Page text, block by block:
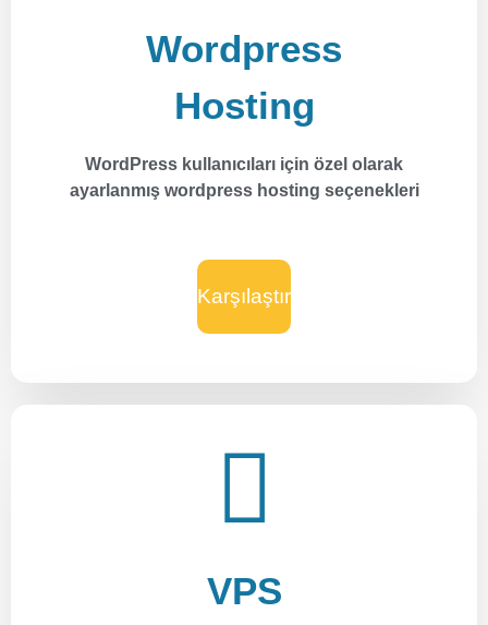
Wordpress
Hosting
WordPress kullanıcıları için özel olarak
ayarlanmış wordpress hosting seçenekleri
Karşılaştır
VPS